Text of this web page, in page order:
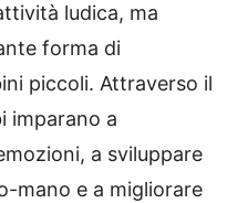
ludica, ma
forma di
piccoli. Attraverso il
imparano a
a sviluppare
mano e a migliorare